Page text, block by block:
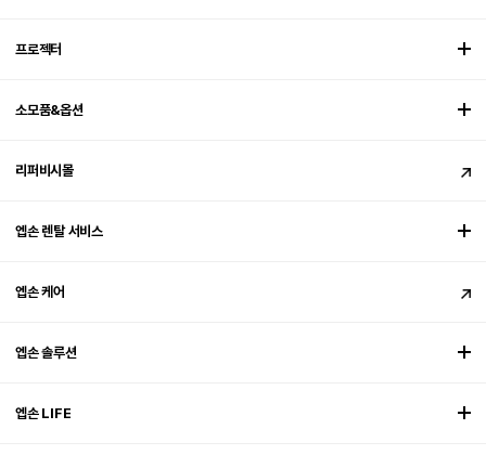
프로젝터
소모품&옵션
리퍼비시몰
엡손 렌탈 서비스
엡손 케어
엡손 솔루션
엡손 LIFE